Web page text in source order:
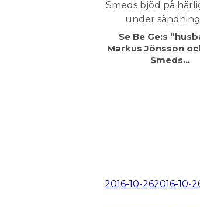
Se Be Ge:s
Markus Jönsson
Smeds…
Postat
2016-10-262016-10-